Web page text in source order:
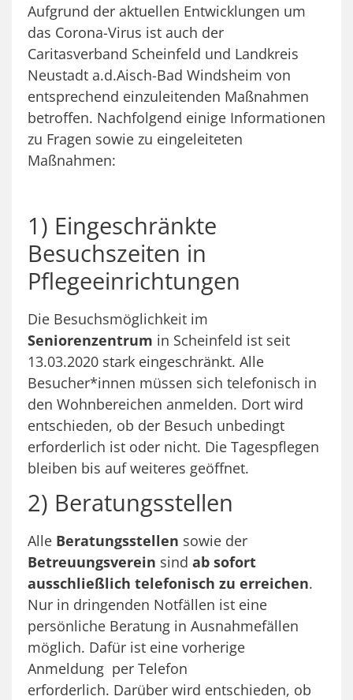
Aufgrund der aktuellen Entwicklungen um
das Corona-Virus ist auch der
Caritasverband Scheinfeld und Landkreis
Neustadt a.d.Aisch-Bad Windsheim von
entsprechend einzuleitenden Maßnahmen
betroffen. Nachfolgend einige Informationen
zu Fragen sowie zu eingeleiteten
Maßnahmen:
1) Eingeschränkte
Besuchszeiten in
Pflegeeinrichtungen
Die Besuchsmöglichkeit im
Seniorenzentrum in Scheinfeld ist seit
13.03.2020 stark eingeschränkt. Alle
Besucher*innen müssen sich telefonisch in
den Wohnbereichen anmelden. Dort wird
entschieden, ob der Besuch unbedingt
erforderlich ist oder nicht. Die Tagespflegen
bleiben bis auf weiteres geöffnet.
2) Beratungsstellen
Alle Beratungsstellen sowie der
Betreuungsverein sind ab sofort
ausschließlich telefonisch zu erreichen.
Nur in dringenden Notfällen ist eine
persönliche Beratung in Ausnahmefällen
möglich. Dafür ist eine vorherige
Anmeldung per Telefon
erforderlich. Darüber wird entschieden, ob